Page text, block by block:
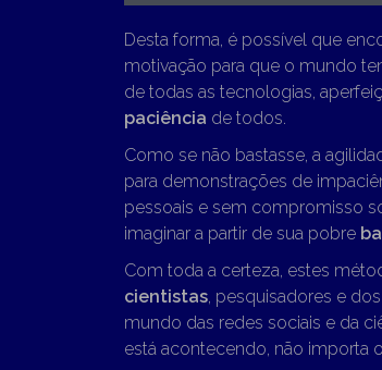
Desta forma, é possível que
motivação para que o mundo
de todas as tecnologias,
paciência de todos.
Como se não bastasse, a
para demonstrações de
pessoais e sem compromisso
imaginar a partir de sua pobre
Com toda a certeza, estes
cientistas, pesquisadores e
mundo das redes sociais e da
está acontecendo, não importa